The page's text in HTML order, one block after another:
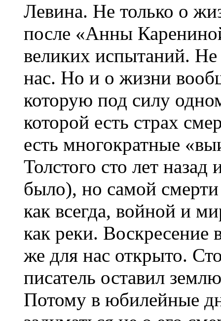
Левина. Не только о
после «Анны
великих испытаний.
нас. Но и о жизни
которую под силу
которой есть страх
есть многократные
Толстого сто лет
было), но самой
как всегда, войной и
как реки. Воскресение
же для нас открыто.
писатель оставил
Потому в юбилейные